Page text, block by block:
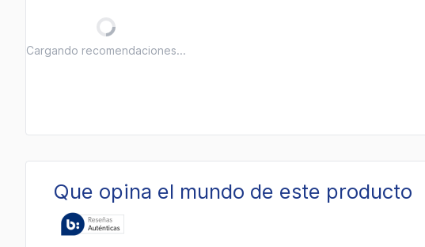
Cargando recomendaciones...